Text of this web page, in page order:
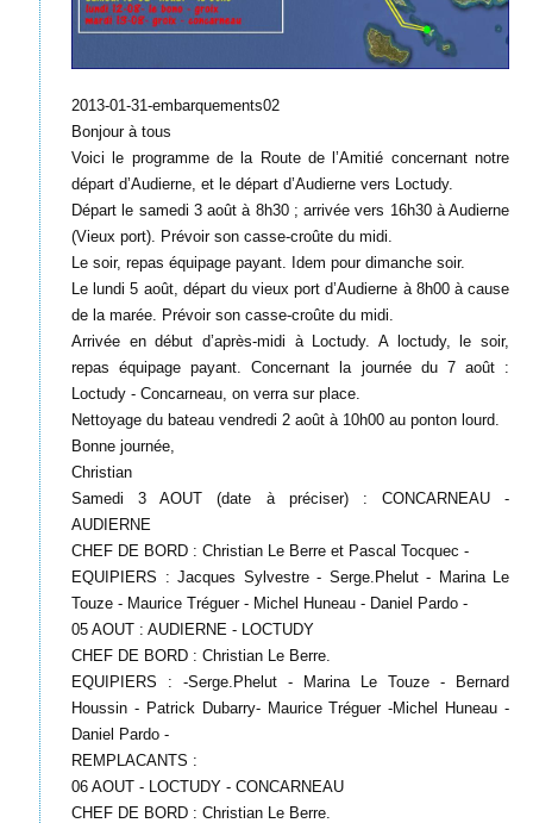
2013-01-31-embarquements02
Bonjour à tous
Voici le programme de la Route de l’Amitié concernant notre
départ d’Audierne, et le départ d’Audierne vers Loctudy.
Départ le samedi 3 août à 8h30 ; arrivée vers 16h30 à Audierne
(Vieux port). Prévoir son casse-croûte du midi.
Le soir, repas équipage payant. Idem pour dimanche soir.
Le lundi 5 août, départ du vieux port d’Audierne à 8h00 à cause
de la marée. Prévoir son casse-croûte du midi.
Arrivée en début d’après-midi à Loctudy. A loctudy, le soir,
repas équipage payant. Concernant la journée du 7 août :
Loctudy - Concarneau, on verra sur place.
Nettoyage du bateau vendredi 2 août à 10h00 au ponton lourd.
Bonne journée,
Christian
Samedi 3 AOUT (date à préciser) : CONCARNEAU -
AUDIERNE
CHEF DE BORD : Christian Le Berre et Pascal Tocquec -
EQUIPIERS : Jacques Sylvestre - Serge.Phelut - Marina Le
Touze - Maurice Tréguer - Michel Huneau - Daniel Pardo -
05 AOUT : AUDIERNE - LOCTUDY
CHEF DE BORD : Christian Le Berre.
EQUIPIERS : -Serge.Phelut - Marina Le Touze - Bernard
Houssin - Patrick Dubarry- Maurice Tréguer -Michel Huneau -
Daniel Pardo -
REMPLACANTS :
06 AOUT - LOCTUDY - CONCARNEAU
CHEF DE BORD : Christian Le Berre.